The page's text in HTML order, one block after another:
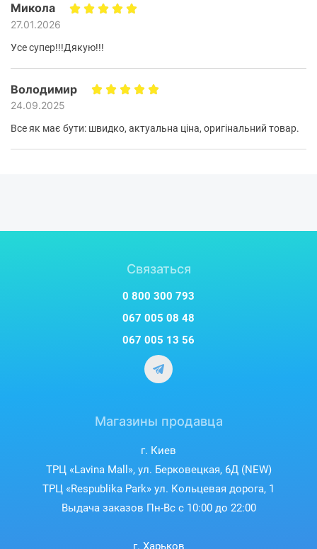
Микола
27.01.2026
Усе супер!!!Дякую!!!
Володимир
24.09.2025
Все як має бути: швидко, актуальна ціна, оригінальний товар.
Связаться
0 800 300 793
067 005 08 48
067 005 13 56
Магазины продавца
г. Киев
ТРЦ «Lavina Mall», ул. Берковецкая, 6Д (NEW)
ТРЦ «Respublika Park» ул. Кольцевая дорога, 1
Выдача заказов Пн-Вс с 10:00 до 22:00
г. Харьков